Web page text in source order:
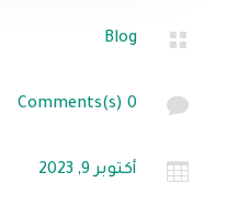

Blog

0 Comments(s)
 أكتوبر 9, 2023